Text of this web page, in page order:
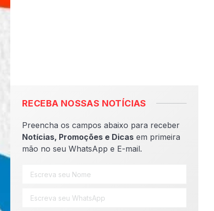
RECEBA NOSSAS NOTÍCIAS
Preencha os campos abaixo para receber
Notícias, Promoções e Dicas em primeira
mão no seu WhatsApp e E-mail.